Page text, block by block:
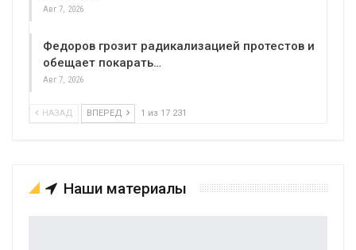
Авг 7, 2026
Федоров грозит радикализацией протестов и
обещает покарать…
Авг 7, 2026
НАЗАД ВПЕРЕД 1 из 17 231
Наши материалы